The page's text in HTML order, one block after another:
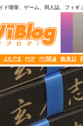
喫茶、ゲーム、同人誌、フィ